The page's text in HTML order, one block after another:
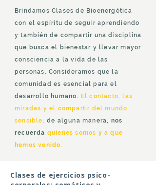
Brindamos Clases de Bioenergética
con el espíritu de seguir aprendiendo
y también de compartir una disciplina
que busca el bienestar y llevar mayor
consciencia a la vida de las
personas. Consideramos que la
comunidad es esencial para el
desarrollo humano.
El contacto, las
miradas y el compartir del mundo
sensible, de alguna manera, nos
recuerda quienes somos y a que
hemos venido.
Clases de ejercicios psico-